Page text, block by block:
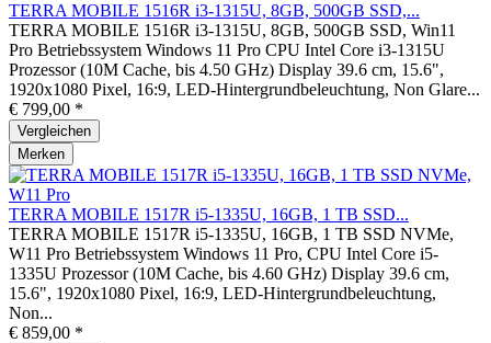
TERRA MOBILE 1516R i3-1315U, 8GB, 500GB SSD,...
TERRA MOBILE 1516R i3-1315U, 8GB, 500GB SSD, Win11
Pro Betriebssystem Windows 11 Pro CPU Intel Core i3-1315U
Prozessor (10M Cache, bis 4.50 GHz) Display 39.6 cm, 15.6",
1920x1080 Pixel, 16:9, LED-Hintergrundbeleuchtung, Non Glare...
€ 799,00 *
Vergleichen
Merken
TERRA MOBILE 1517R i5-1335U, 16GB, 1 TB SSD...
TERRA MOBILE 1517R i5-1335U, 16GB, 1 TB SSD NVMe,
W11 Pro Betriebssystem Windows 11 Pro, CPU Intel Core i5-
1335U Prozessor (10M Cache, bis 4.60 GHz) Display 39.6 cm,
15.6", 1920x1080 Pixel, 16:9, LED-Hintergrundbeleuchtung,
Non...
€ 859,00 *